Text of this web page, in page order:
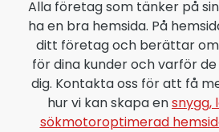
Alla företag som tänker på
ha en bra hemsida. På
ditt företag och berättar om
för dina kunder och varför
dig. Kontakta oss för att få
hur vi kan skapa ensnygg,
sökmotoroptimerad